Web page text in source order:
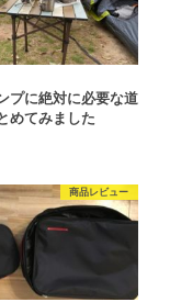
プに絶対に必要な道
めてみました
商品レビュー